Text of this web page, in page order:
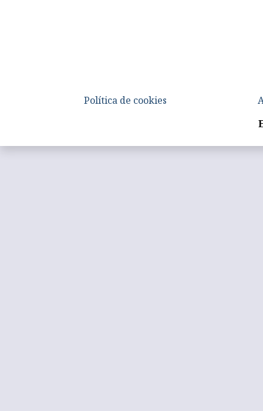
Política de cookies